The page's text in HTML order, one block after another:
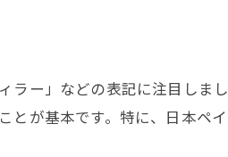
しない色と塗料選びのコツ
く使う外壁塗装の実践法
ー」などの表記に注目しま
が基本です。特に、日本ペ